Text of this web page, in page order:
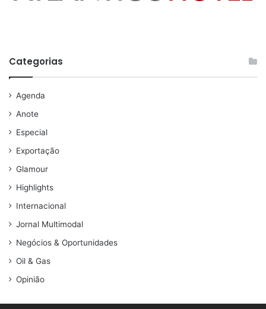
Categorias
Agenda
Anote
Especial
Exportação
Glamour
Highlights
Internacional
Jornal Multimodal
Negócios & Oportunidades
Oil & Gas
Opinião